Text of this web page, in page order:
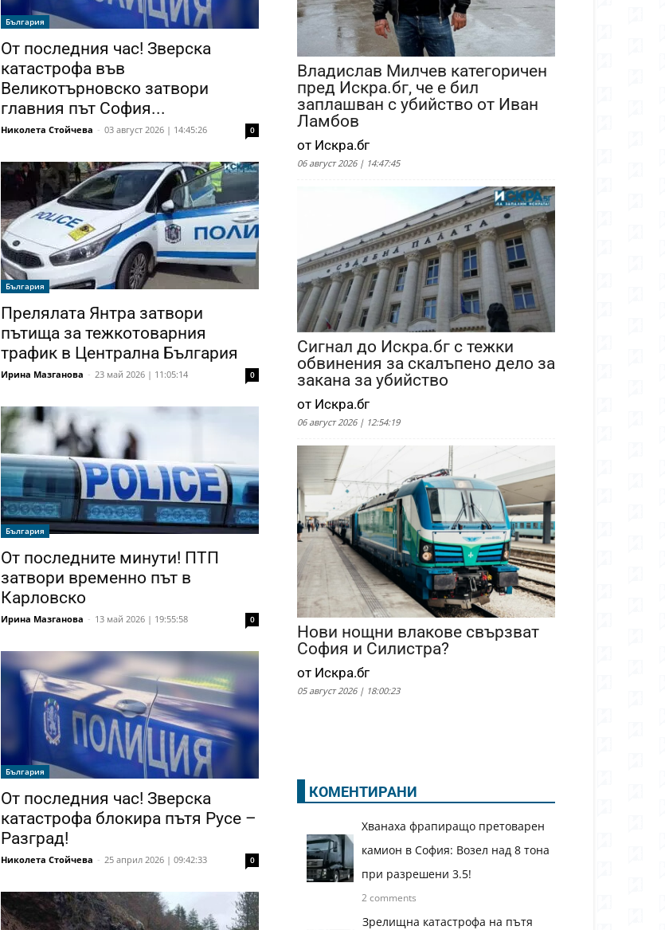
България
От последния час! Зверска
катастрофа във
Великотърновско затвори
главния път София...
Николета Стойчева - 03 август 2026 | 14:45:26 0
България
Прелялата Янтра затвори
пътища за тежкотоварния
трафик в Централна България
Ирина Мазганова - 23 май 2026 | 11:05:14 0
България
От последните минути! ПТП
затвори временно път в
Карловско
Ирина Мазганова - 13 май 2026 | 19:55:58 0
България
От последния час! Зверска
катастрофа блокира пътя Русе –
Разград!
Николета Стойчева - 25 април 2026 | 09:42:33 0
Владислав Милчев категоричен
пред Искра.бг, че е бил
заплашван с убийство от Иван
Ламбов
от Искра.бг
06 август 2026 | 14:47:45
Сигнал до Искра.бг с тежки
обвинения за скалъпено дело за
закана за убийство
от Искра.бг
06 август 2026 | 12:54:19
Нови нощни влакове свързват
София и Силистра?
от Искра.бг
05 август 2026 | 18:00:23
КОМЕНТИРАНИ
Хванаха фрапиращо претоварен
камион в София: Возел над 8 тона
при разрешени 3.5!
2 comments
Зрелищна катастрофа на пътя